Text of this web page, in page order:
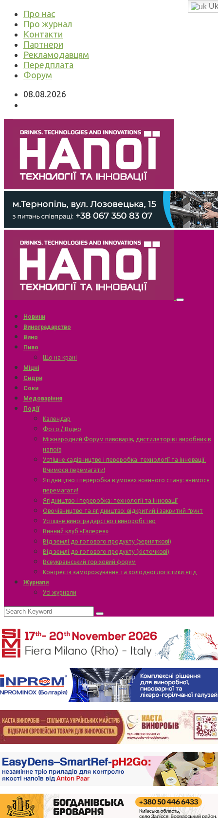
Про нас
Про журнал
Контакти
Партнери
Рекламодавцям
Передплата
Форум
08.08.2026
Новини
Виноградарство
Вино
Пиво
Що на крані
Міцні
Сидри
Соки
Медоваріння
Події
Календар
Фото / Відео
Міжнародний Форум пивоварів, дистиляторів і виробників
напоїв
Успішне садівництво і переробка: технології та інновації.
Вчимося перемагати!
Ягідництво і переробка в умовах воєнного стану: вчимося
перемагати!
Ягідництво і переробка: технології та інновації
Овочівництво та ягідництво: відкритий і закритий ґрунт
Успішне виноградарство і виноробство
Винний клуб «Галерея»
Від землі до готового продукту (зерняткові)
Від землі до готового продукту (кісточкові)
Всеукраїнський горіховий форум
Конгрес із заморожування та холодної логістики ягід
Журнали
Усі журнали